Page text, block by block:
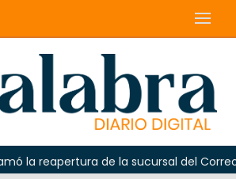
reapertura de la sucursal del Correo